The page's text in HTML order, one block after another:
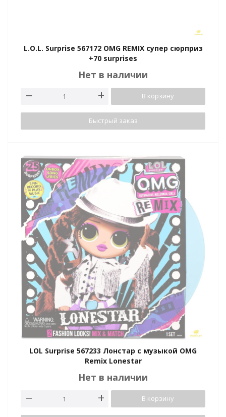
L.O.L. Surprise 567172 OMG REMIX супер сюрприз
+70 surprises
Нет в наличии
В корзину
Быстрый заказ
LOL Surprise 567233 Лонстар с музыкой OMG
Remix Lonestar
Нет в наличии
В корзину